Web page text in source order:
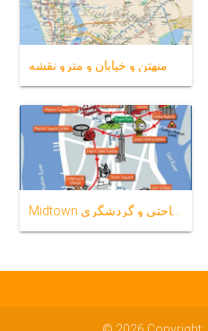
منهتن و خیابان و مترو نقشه
Midtown منهتن نقشه سیاحتی و گردشگری